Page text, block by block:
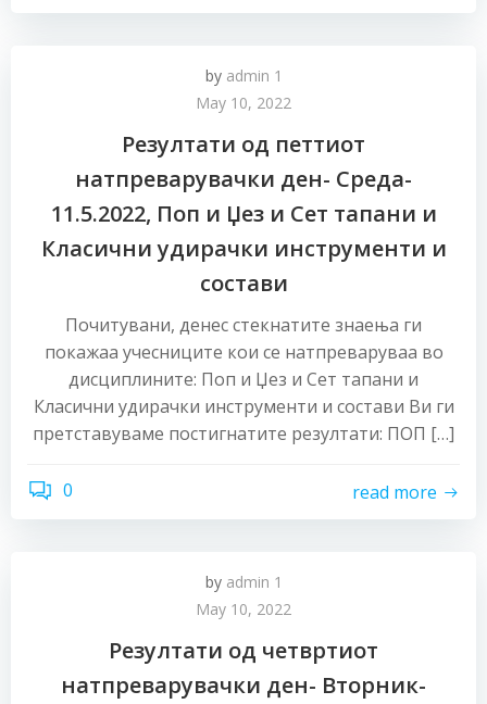
by admin 1
May 10, 2022
Резултати од петтиот
натпреварувачки ден- Среда-
11.5.2022, Поп и Џез и Сет тапани и
Класични удирачки инструменти и
состави
Почитувани, денес стекнатите знаења ги
покажаа учесниците кои се натпреваруваа во
дисциплините: Поп и Џез и Сет тапани и
Класични удирачки инструменти и состави Ви ги
претставуваме постигнатите резултати: ПОП […]
0 read more
by admin 1
May 10, 2022
Резултати од четвртиот
натпреварувачки ден- Вторник-